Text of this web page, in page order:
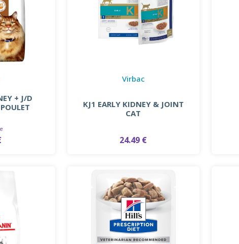
+ J/D
Virbac
KJ1 EARLY KIDNEY & JOINT
CAT
24.49 €